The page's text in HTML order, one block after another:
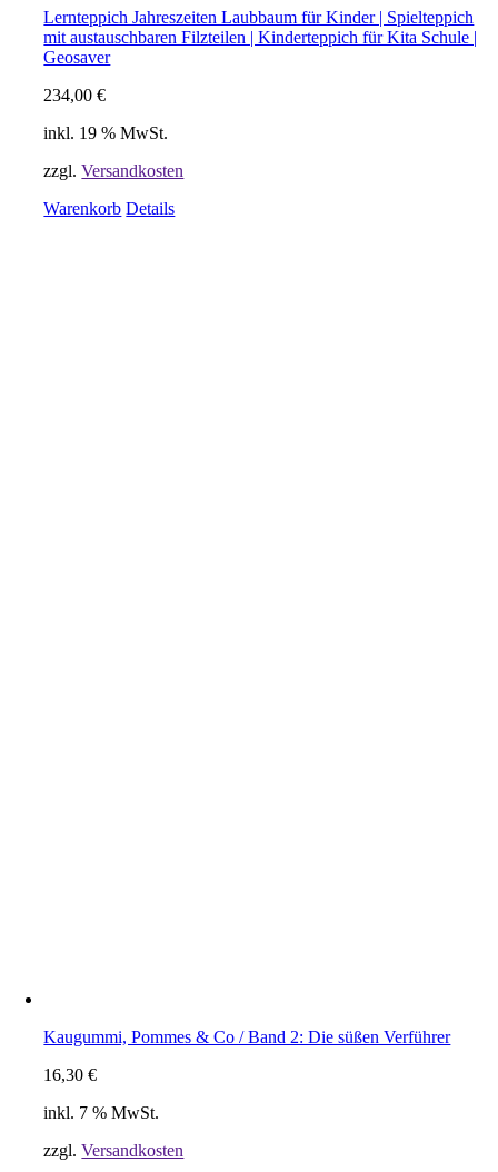
Lernteppich Jahreszeiten Laubbaum für Kinder | Spielteppich
mit austauschbaren Filzteilen | Kinderteppich für Kita Schule |
Geosaver
234,00€
inkl. 19 % MwSt.
zzgl.Versandkosten
Warenkorb Details
Kaugummi, Pommes & Co / Band 2: Die süßen Verführer
16,30€
inkl. 7 % MwSt.
zzgl.Versandkosten